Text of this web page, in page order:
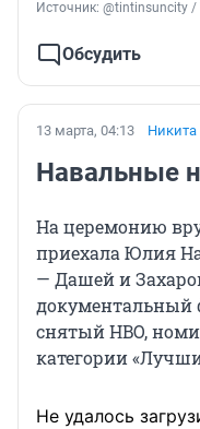
Источник: @tintinsuncity /
Обсудить
13 марта, 04:13 Никита
Навальные
На церемонию
приехала Юлия
— Дашей и
документальный
снятый HBO,
категории
Не удалось